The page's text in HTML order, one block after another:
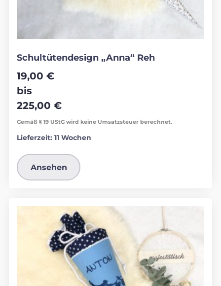
Schultütendesign „Anna“ Reh
19,00 €
bis
225,00 €
Gemäß § 19 UStG wird keine Umsatzsteuer berechnet.
Lieferzeit: 11 Wochen
Ansehen